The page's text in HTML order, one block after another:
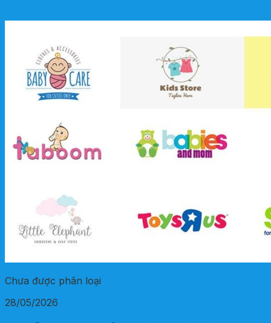
Chưa được phân loại
28/05/2026